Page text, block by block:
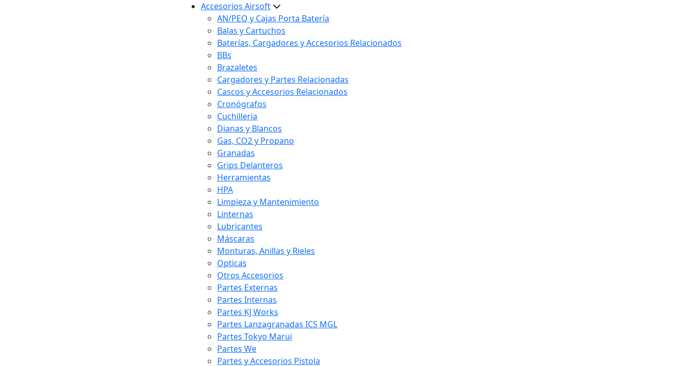
Accesorios Airsoft
AN/PEQ y Cajas Porta Batería
Balas y Cartuchos
Baterías, Cargadores y Accesorios Relacionados
BBs
Brazaletes
Cargadores y Partes Relacionadas
Cascos y Accesorios Relacionados
Cronógrafos
Cuchilleria
Dianas y Blancos
Gas, CO2 y Propano
Granadas
Grips Delanteros
Herramientas
HPA
Limpieza y Mantenimiento
Linternas
Lubricantes
Máscaras
Monturas, Anillas y Rieles
Opticas
Otros Accesorios
Partes Externas
Partes Internas
Partes KJ Works
Partes Lanzagranadas ICS MGL
Partes Tokyo Marui
Partes We
Partes y Accesorios Pistola